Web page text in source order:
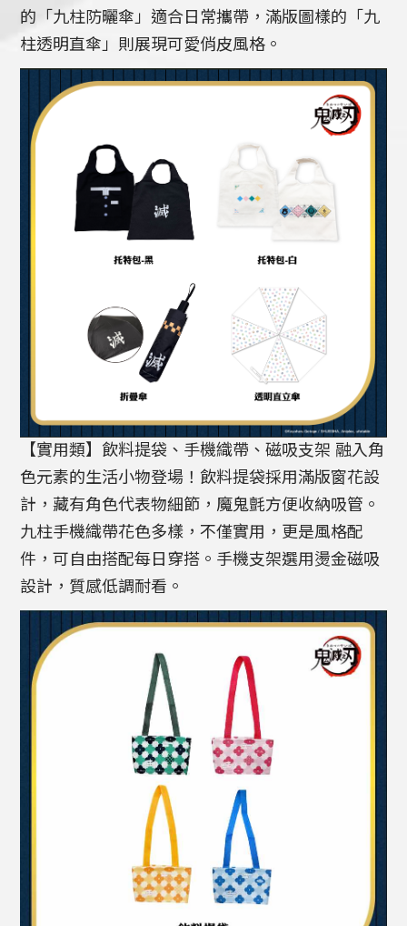
的「九柱防曬傘」適合日常攜帶，滿版圖樣的「九
柱透明直傘」則展現可愛俏皮風格。
【實用類】飲料提袋、手機織帶、磁吸支架 融入角
色元素的生活小物登場！飲料提袋採用滿版窗花設
計，藏有角色代表物細節，魔鬼氈方便收納吸管。
九柱手機織帶花色多樣，不僅實用，更是風格配
件，可自由搭配每日穿搭。手機支架選用燙金磁吸
設計，質感低調耐看。